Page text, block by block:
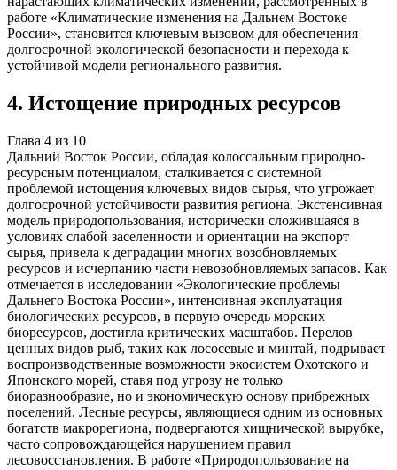
работе «Климатические изменения на Дальнем Востоке
России», становится ключевым вызовом для обеспечения
долгосрочной экологической безопасности и перехода к
устойчивой модели регионального развития.
4. Истощение природных ресурсов
Глава 4 из 10
Дальний Восток России, обладая колоссальным природно-
ресурсным потенциалом, сталкивается с системной
проблемой истощения ключевых видов сырья, что угрожает
долгосрочной устойчивости развития региона. Экстенсивная
модель природопользования, исторически сложившаяся в
условиях слабой заселенности и ориентации на экспорт
сырья, привела к деградации многих возобновляемых
ресурсов и исчерпанию части невозобновляемых запасов. Как
отмечается в исследовании «Экологические проблемы
Дальнего Востока России», интенсивная эксплуатация
биологических ресурсов, в первую очередь морских
биоресурсов, достигла критических масштабов. Перелов
ценных видов рыб, таких как лососевые и минтай, подрывает
воспроизводственные возможности экосистем Охотского и
Японского морей, ставя под угрозу не только
биоразнообразие, но и экономическую основу прибрежных
поселений. Лесные ресурсы, являющиеся одним из основных
богатств макрорегиона, подвергаются хищнической вырубке,
часто сопровождающейся нарушением правил
лесовосстановления. В работе «Природопользование на